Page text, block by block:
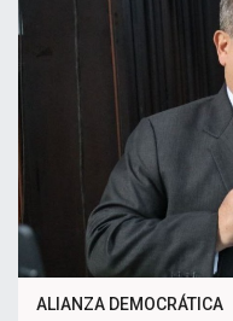
ALIANZA DEMOCRÁTICA